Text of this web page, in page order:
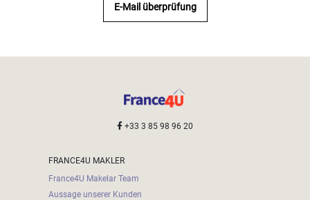
E-Mail überprüfung
+33 3 85 98 96 20
FRANCE4U MAKLER
France4U Makelar Team
Aussage unserer Kunden